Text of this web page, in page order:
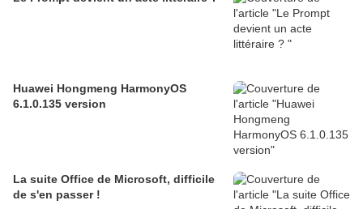
Huawei Hongmeng HarmonyOS
6.1.0.135 version
La suite Office de Microsoft, difficile
de s'en passer !